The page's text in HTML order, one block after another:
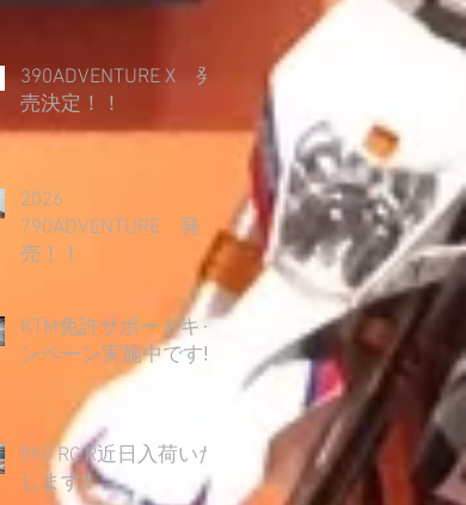
390ADVENTURE X 発
売決定！！
2026
790ADVENTURE 発
売！！
KTM免許サポートキャ
ンペーン実施中です‼
990 RC R近日入荷いた
します‼